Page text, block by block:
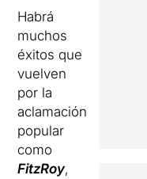
Habrá
muchos
éxitos que
vuelven
por la
aclamación
popular
como
FitzRoy,